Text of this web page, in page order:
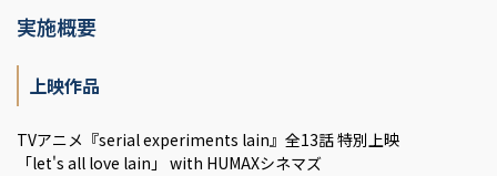
実施概要
上映作品
TVアニメ『serial experiments lain』全13話 特別上映
「let's all love lain」 with HUMAXシネマズ